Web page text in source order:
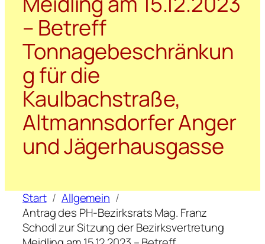
– Betreff
Tonnagebeschränkun
g für die
Kaulbachstraße,
Altmannsdorfer Anger
und Jägerhausgasse
Start
Allgemein
Antrag des PH-Bezirksrats Mag. Franz
Schodl zur Sitzung der Bezirksvertretung